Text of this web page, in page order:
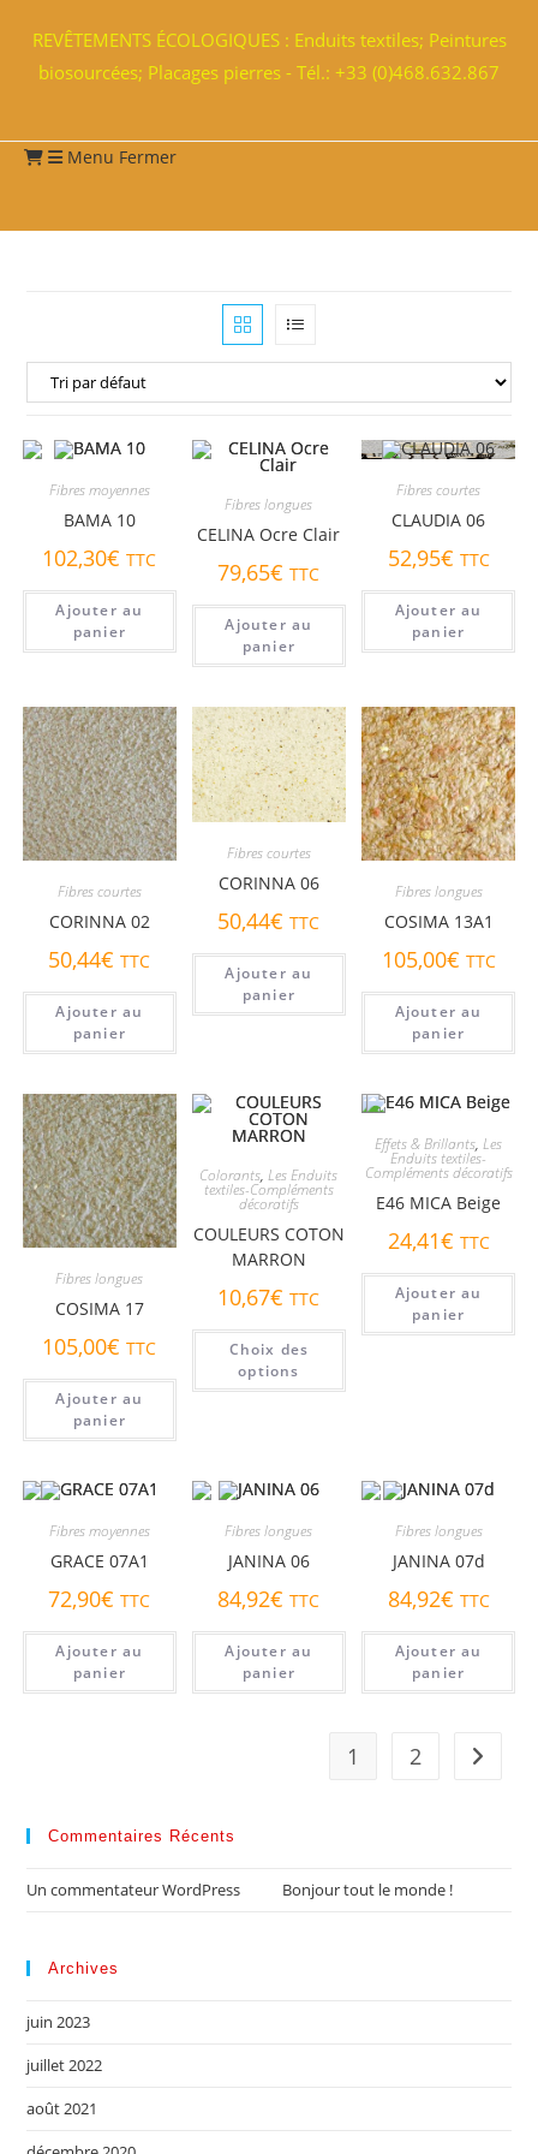
REVÊTEMENTS ÉCOLOGIQUES : Enduits textiles; Peintures
biosourcées; Placages pierres - Tél.: +33 (0)468.632.867
Menu Fermer
Fibres moyennes
BAMA 10
102,30€ TTC
Ajouter au
panier
Fibres longues
CELINA Ocre Clair
79,65€ TTC
Ajouter au
panier
Fibres courtes
CLAUDIA 06
52,95€ TTC
Ajouter au
panier
Fibres courtes
CORINNA 02
50,44€ TTC
Ajouter au
panier
Fibres courtes
CORINNA 06
50,44€ TTC
Ajouter au
panier
Fibres longues
COSIMA 13A1
105,00€ TTC
Ajouter au
panier
Fibres longues
COSIMA 17
105,00€ TTC
Ajouter au
panier
Colorants,Les Enduits
textiles-Compléments
décoratifs
COULEURS COTON
MARRON
10,67€ TTC
Choix des
options
Ce
choisies
sur
produit
Effets & Brillants,Les
Enduits textiles-
Compléments décoratifs
E46 MICA Beige
24,41€ TTC
Ajouter au
panier
Fibres moyennes
GRACE 07A1
72,90€ TTC
Ajouter au
panier
Fibres longues
JANINA 06
84,92€ TTC
Ajouter au
panier
Fibres longues
JANINA 07d
84,92€ TTC
Ajouter au
panier
1 2
Commentaires Récents
Un commentateur WordPress Bonjour tout le monde !
Archives
juin 2023
juillet 2022
août 2021